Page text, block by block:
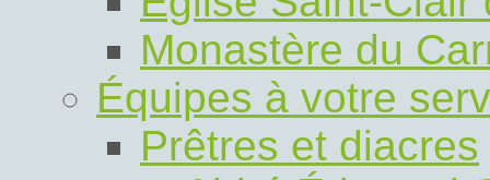
Monastère du
Équipes à votre
Prêtres et diacres